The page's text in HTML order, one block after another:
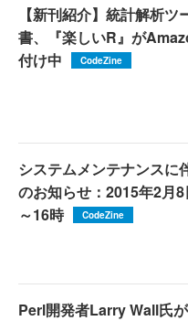
【新刊紹介】統計解析ツ
書、『楽しいR』が
付け中
CodeZine
システムメンテナンスに
のお知らせ：2015年2月
～16時
CodeZine
Perl開発者Larry Wall氏